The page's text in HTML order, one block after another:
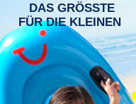
DAS GRÖSSTE
FÜR DIE KLEINEN